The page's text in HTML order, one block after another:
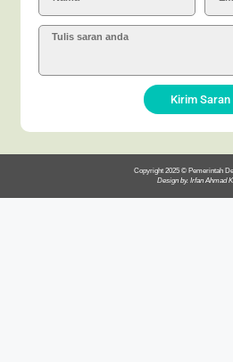
Kirim Saran
Copyright 2025 © Pemerintah
Design by. Irfan Ahmad